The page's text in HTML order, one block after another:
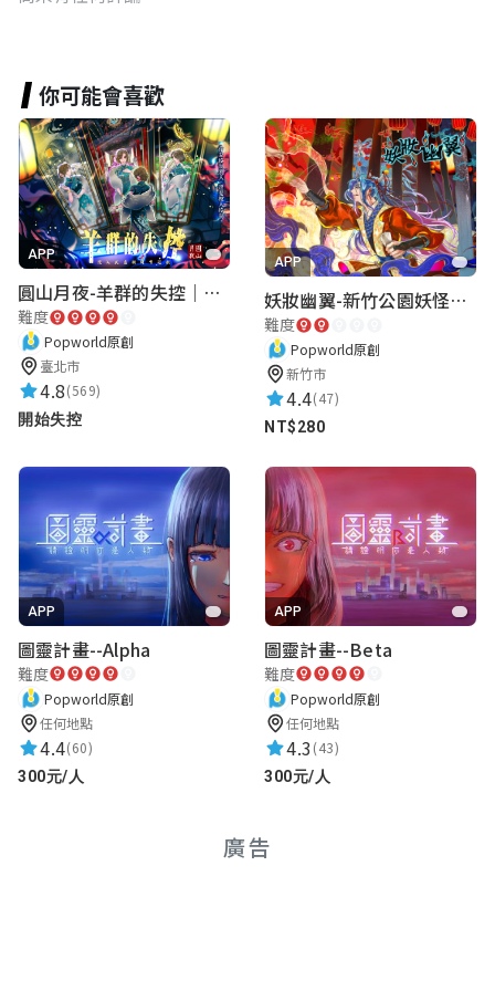
你可能會喜歡
APP
圓山月夜-羊群的失控｜圓山飯店 ARG實境解謎遊戲
難度
Popworld原創
臺北市
4.8(569)
開始失控
APP
妖妝幽翼-新竹公園妖怪懸疑事件
難度
Popworld原創
新竹市
4.4(47)
NT$280
APP
圖靈計畫--Alpha
難度
Popworld原創
任何地點
4.4(60)
300元/人
APP
圖靈計畫--Beta
難度
Popworld原創
任何地點
4.3(43)
300元/人
廣告